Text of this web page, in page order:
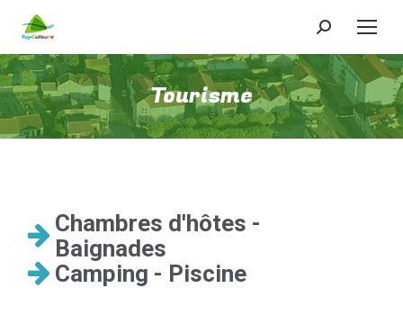
Tourisme
Chambres d'hôtes -
Baignades
Camping - Piscine